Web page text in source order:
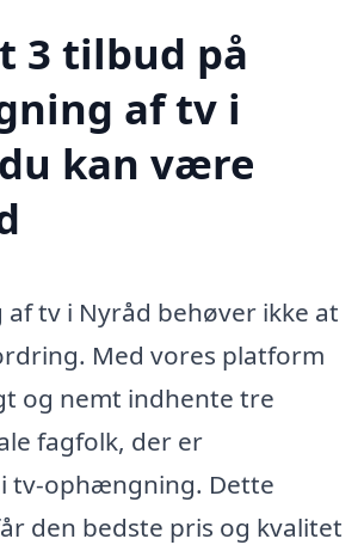
3 tilbud på
af tv i
kan være
tv i Nyråd behøver ikke at
Med vores platform
og nemt indhente tre
fagfolk, der er
tv-ophængning. Dette
den bedste pris og kvalitet